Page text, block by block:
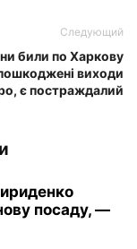
Следующий
били по Харкову
виходи
є постраждалий
посаду, —